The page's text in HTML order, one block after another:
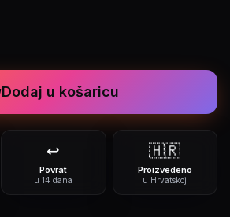
Dodaj u košaricu
↩️
Povrat
u 14 dana
🇭🇷
Proizvedeno
u Hrvatskoj